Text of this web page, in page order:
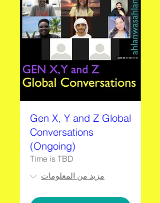
Gen X, Y and Z Global
Conversations
(Ongoing)
Time is TBD
مزيد من المعلومات